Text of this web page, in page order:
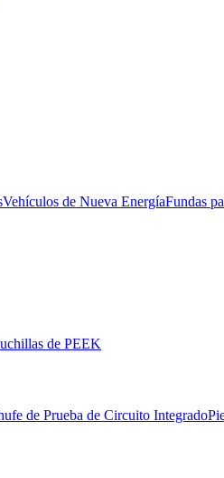
Vehículos de Nueva EnergíaFundas
de PEEK
de Prueba de Circuito Integrado